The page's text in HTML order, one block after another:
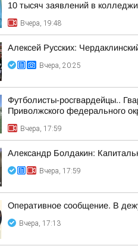
10 тысяч заявлений в
Вчера, 19:48
Алексей Русских:
Вчера, 20:25
Футболисты-росгвардейцы..
Приволжского федерального
Вчера, 17:59
Александр Болдакин:
Вчера, 17:59
Оперативное сообщение. В
Вчера, 17:13